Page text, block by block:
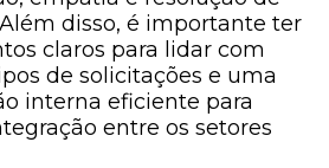
disso, é importante ter
claros para lidar com
de solicitações e uma
interna eficiente para
entre os setores